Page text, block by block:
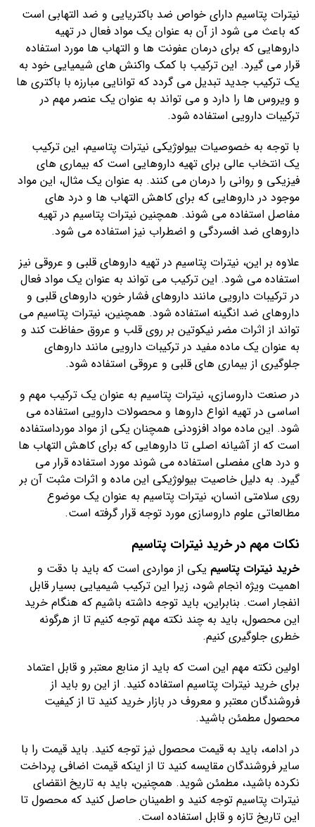
نیترات پتاسیم دارای خواص ضد باکتریایی و ضد التهابی است
که باعث می شود از آن به عنوان یک مواد فعال در تهیه
داروهایی که برای درمان عفونت ها و التهاب ها مورد استفاده
قرار می گیرد. این ترکیب با کمک واکنش های شیمیایی خود به
یک ترکیب جدید تبدیل می گردد که توانایی مبارزه با باکتری ها
و ویروس ها را دارد و می تواند به عنوان یک عنصر مهم در
ترکیبات دارویی استفاده شود.
با توجه به خصوصیات بیولوژیکی نیترات پتاسیم، این ترکیب
یک انتخاب عالی برای تهیه داروهایی است که بیماری های
فیزیکی و روانی را درمان می کنند. به عنوان یک مثال، این مواد
موجود در داروهایی که برای کاهش التهاب ها و درد های
مفاصل استفاده می شوند. همچنین نیترات پتاسیم در تهیه
داروهای ضد افسردگی و اضطراب نیز استفاده می شود.
علاوه بر این، نیترات پتاسیم در تهیه داروهای قلبی و عروقی نیز
استفاده می شود. این ترکیب می تواند به عنوان یک مواد فعال
در ترکیبات دارویی مانند داروهای فشار خون، داروهای قلبی و
داروهای ضد انگینه استفاده شود. همچنین، نیترات پتاسیم می
تواند از اثرات مضر نیکوتین بر روی قلب و عروق حفاظت کند و
به عنوان یک ماده مفید در ترکیبات دارویی مانند داروهای
جلوگیری از بیماری های قلبی و عروقی استفاده شود.
در صنعت داروسازی، نیترات پتاسیم به عنوان یک ترکیب مهم و
اساسی در تهیه انواع داروها و محصولات دارویی استفاده می
شود. این ماده مواد افزودنی همچنان یکی از مواد مورداستفاده
است که از آشیانه اصلی تا داروهایی که برای کاهش التهاب ها
و درد های مفصلی استفاده می شوند مورد استفاده قرار می
گیرد. به دلیل خاصیت بیولوژیکی این ماده و اثرات مثبت آن بر
روی سلامتی انسان، نیترات پتاسیم به عنوان یک موضوع
مطالعاتی علوم داروسازی مورد توجه قرار گرفته است.
نکات مهم در خرید نیترات پتاسیم
خرید نیترات پتاسیم یکی از مواردی است که باید با دقت و
اهمیت ویژه انجام شود، زیرا این ترکیب شیمیایی بسیار قابل
انفجار است. بنابراین، باید توجه داشته باشیم که هنگام خرید
این محصول، باید به چند نکته مهم توجه کنیم تا از هرگونه
خطری جلوگیری کنیم.
اولین نکته مهم این است که باید از منابع معتبر و قابل اعتماد
برای خرید نیترات پتاسیم استفاده کنید. از این رو باید از
فروشندگان معتبر و معروف در بازار خرید کنید تا از کیفیت
محصول مطمئن باشید.
در ادامه، باید به قیمت محصول نیز توجه کنید. باید قیمت را با
سایر فروشندگان مقایسه کنید تا از اینکه قیمت اضافی پرداخت
نکرده باشید، مطمئن شوید. همچنین، باید به تاریخ انقضای
نیترات پتاسیم توجه کنید و اطمینان حاصل کنید که محصول تا
این تاریخ تازه و قابل استفاده است.